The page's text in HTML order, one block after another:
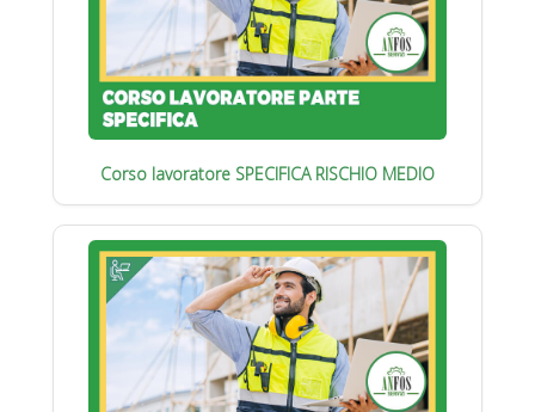
Corso lavoratore SPECIFICA RISCHIO MEDIO